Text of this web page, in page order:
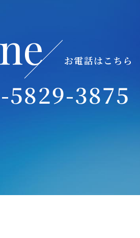
お電話はこちら
5829-3875